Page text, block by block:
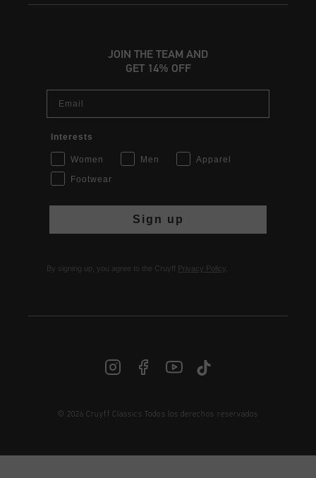
ES | € EUR
JOIN THE TEAM AND
GET 14% OFF
Interests
Women Men
Apparel
Footwear
Sign up
By signing up, you agree to the Cruyff Privacy Policy
© 2026 Cruyff Classics Todos los derechos reservados